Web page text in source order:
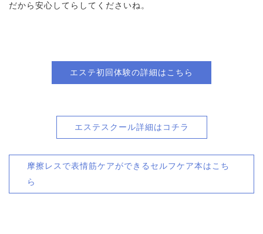
だから安心してらしてくださいね。
エステ初回体験の詳細はこちら
エステスクール詳細はコチラ
摩擦レスで表情筋ケアができるセルフケア本はこち
ら